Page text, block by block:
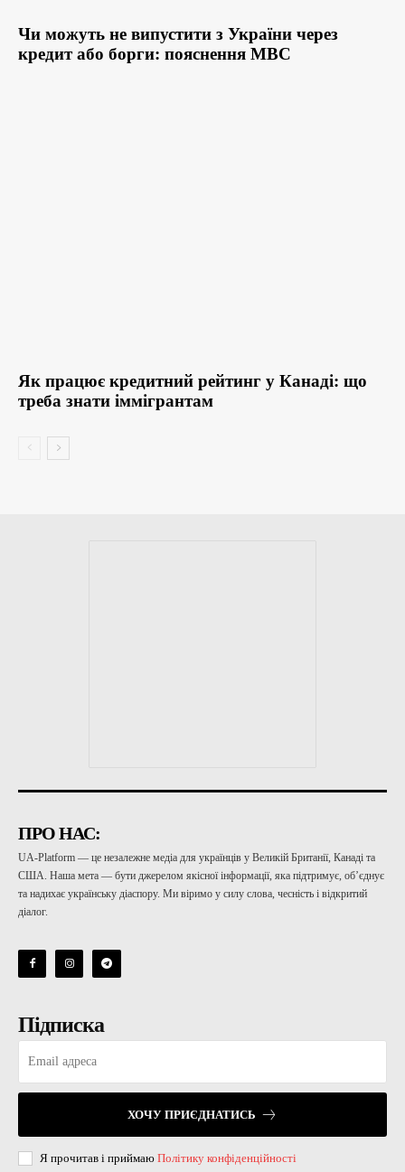
Чи можуть не випустити з України через
кредит або борги: пояснення МВС
Як працює кредитний рейтинг у Канаді: що
треба знати іммігрантам
ПРО НАС:
UA-Platform — це незалежне медіа для українців у Великій Британії, Канаді та
США. Наша мета — бути джерелом якісної інформації, яка підтримує, об’єднує
та надихає українську діаспору. Ми віримо у силу слова, чесність і відкритий
діалог.
Підписка
ХОЧУ ПРИЄДНАТИСЬ
Я прочитав і приймаю Політику конфіденційності